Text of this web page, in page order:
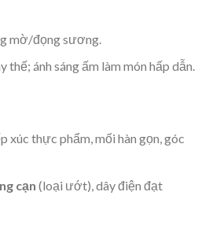
mờ/đọng sương.
thế; ánh sáng ấm làm món hấp dẫn.
xúc thực phẩm, mối hàn gọn, góc
cạn (loại ướt), dây điện đạt